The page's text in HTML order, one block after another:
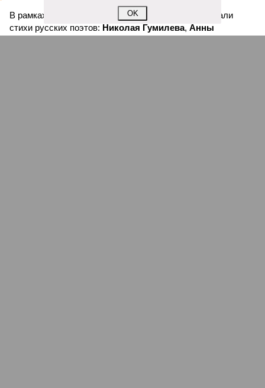
В рамках концертной программы со сцены прозвучали
стихи русских поэтов: Николая Гумилева, Анны
OK